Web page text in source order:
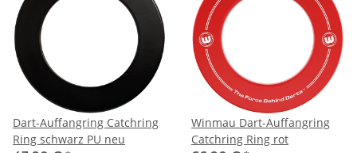
Dart-Auffangring Catchring
Ring schwarz PU neu
Winmau Dart-Auffangring
Catchring Ring rot